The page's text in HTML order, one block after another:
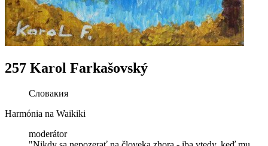
257 Karol Farkašovský
Словакия
Harmónia na Waikiki
moderátor